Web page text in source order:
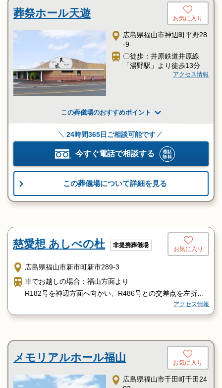
葬祭ホール天遊 お気に入り
広島県福山市神辺町平野28
-9
〇徒歩：井原鉄道井原線
「湯野駅」より徒歩13分
アクセス情報
この葬儀場のおすすめポイント
24時間365日ご相談可能です
今すぐ電話で相談する
この葬儀場について詳細を見る
慈愛想 あしべの杜 非提携葬儀場
お気に入り
広島県福山市新市町新市289-3
車でお越しの場合：福山方面より
R182号を神辺方面へ向かい、R486号との交差点を左折
府中方面へ20分程の左手となります。
車、
新市駅で下車しタクシーで5分程で到着いたします。
アクセス情報
メモリアルホール福山 お気に入り
広島県福山市千田町千田24